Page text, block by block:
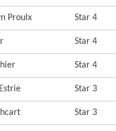
Proulx Star 4
Star 4
Star 4
Star 3
Star 3